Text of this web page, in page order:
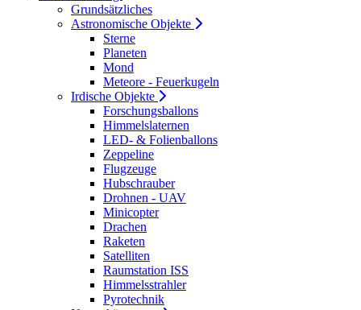
Grundsätzliches
Astronomische Objekte
Sterne
Planeten
Mond
Meteore - Feuerkugeln
Irdische Objekte
Forschungsballons
Himmelslaternen
LED- & Folienballons
Zeppeline
Flugzeuge
Hubschrauber
Drohnen - UAV
Minicopter
Drachen
Raketen
Satelliten
Raumstation ISS
Himmelsstrahler
Pyrotechnik